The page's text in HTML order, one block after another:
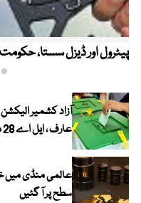
پیٹرول اور ڈیزل سستا،
عارف ، ایل اے 28 میں پیپلز پارٹی کے بازل نقوی کامیاب
عالمی منڈی میں
سطح پر آ گئیں